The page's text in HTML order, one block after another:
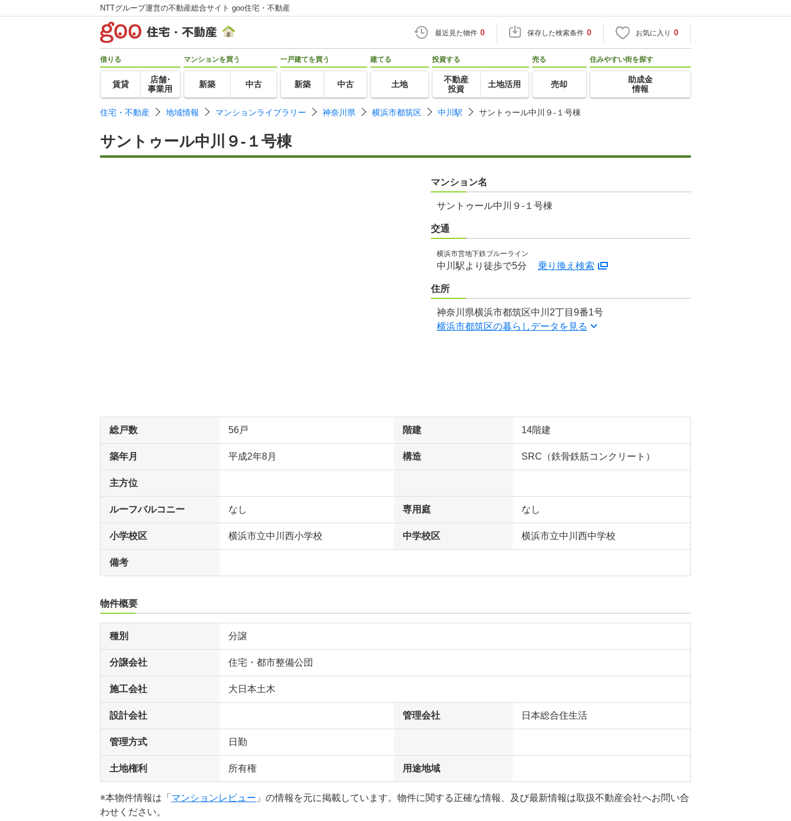
NTTグループ運営の不動産総合サイト goo住宅・不動産
最近見た物件 0 保存した検索条件 0 お気に入り 0
借りる
賃貸
店舗･
事業用
マンションを買う
新築 中古
一戸建てを買う
新築 中古
建てる
土地
投資する
不動産
投資
土地活用
売る
売却
住みやすい街を探す
助成金
情報
住宅・不動産 地域情報 マンションライブラリー 神奈川県 横浜市都筑区 中川駅 サントゥール中川９-１号棟
サントゥール中川９-１号棟
マンション名
サントゥール中川９-１号棟
交通
横浜市営地下鉄ブルーライン
中川駅より徒歩で5分 乗り換え検索
住所
神奈川県横浜市都筑区中川2丁目9番1号
横浜市都筑区の暮らしデータを見る
総戸数 56戸 階建 14階建
築年月 平成2年8月 構造 SRC（鉄骨鉄筋コンクリート）
主方位
ルーフバルコニー なし 専用庭 なし
小学校区 横浜市立中川西小学校 中学校区 横浜市立中川西中学校
備考
物件概要
種別 分譲
分譲会社 住宅・都市整備公団
施工会社 大日本土木
設計会社 管理会社 日本総合住生活
管理方式 日勤
土地権利 所有権 用途地域
※本物件情報は「 マンションレビュー 」の情報を元に掲載しています。物件に関する正確な情報、及び最新情報は取扱不動産会社へお問い合
わせください。